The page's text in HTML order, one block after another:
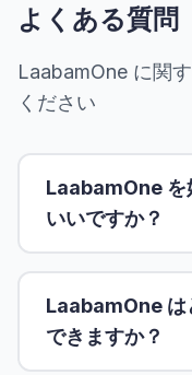
よくある質問
LaabamOne に関
ください
LaabamOne を
いいですか？
LaabamOne は
できますか？